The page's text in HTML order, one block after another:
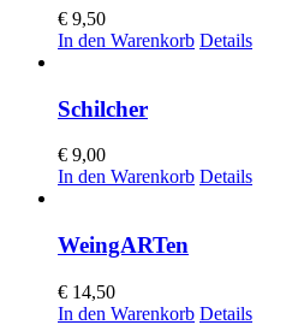
€ 9,50
In den Warenkorb Details
Schilcher
€ 9,00
In den Warenkorb Details
WeingARTen
€ 14,50
In den Warenkorb Details